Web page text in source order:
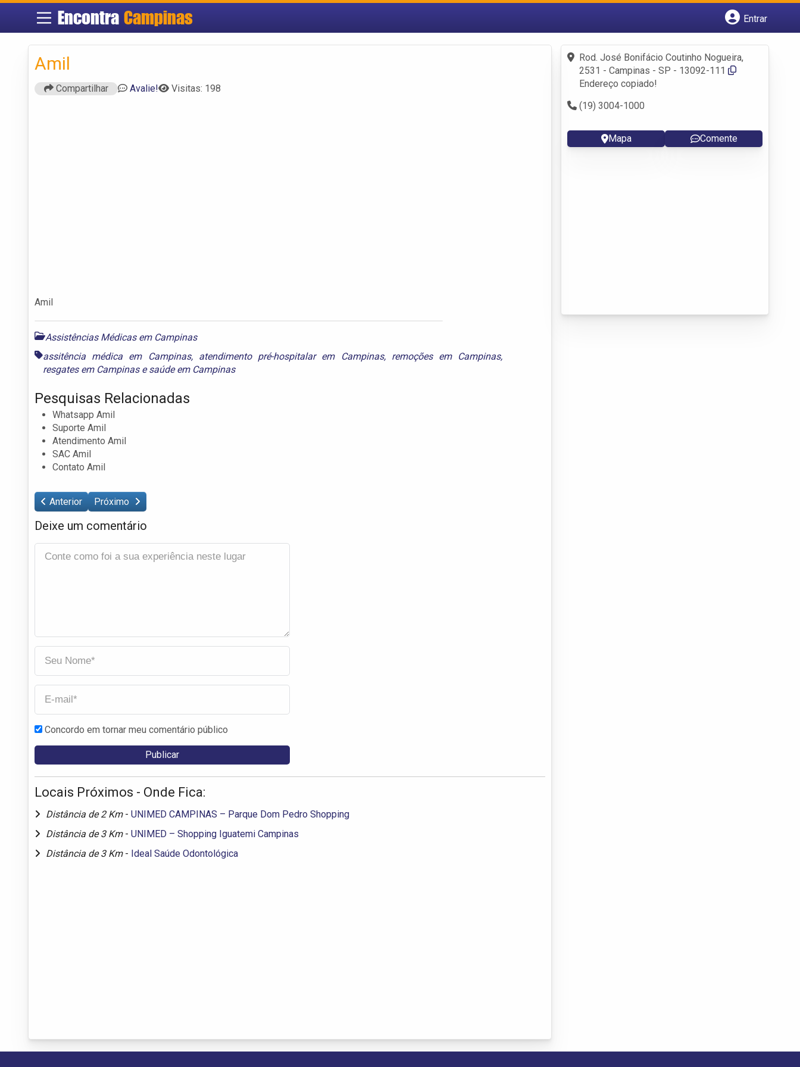
EncontraCampinas
Entrar
Fazer login
Criar conta
Amil
Compartilhar Avalie! Visitas: 198
Amil
Assistências Médicas em Campinas
assitência médica em Campinas, atendimento pré-hospitalar em Campinas, remoções em Campinas,
resgates em Campinasesaúde em Campinas
Pesquisas Relacionadas
Whatsapp Amil
Suporte Amil
Atendimento Amil
SAC Amil
Contato Amil
Anterior Próximo
Deixe um comentário
Concordo em tornar meu comentário público
Locais Próximos - Onde Fica:
Distância de 2 Km - UNIMED CAMPINAS – Parque Dom Pedro Shopping
Distância de 3 Km - UNIMED – Shopping Iguatemi Campinas
Distância de 3 Km - Ideal Saúde Odontológica
Rod. José Bonifácio Coutinho Nogueira,
2531 - Campinas - SP - 13092-111
Endereço copiado!
(19) 3004-1000
Mapa Comente